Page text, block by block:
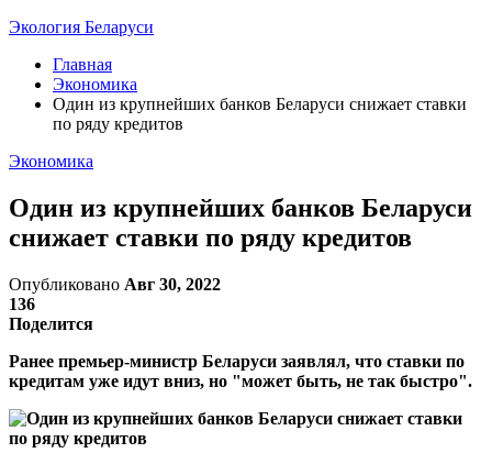
Экология Беларуси
Главная
Экономика
Один из крупнейших банков Беларуси снижает ставки
по ряду кредитов
Экономика
Один из крупнейших банков Беларуси
снижает ставки по ряду кредитов
Опубликовано Авг 30, 2022
136
Поделится
Ранее премьер-министр Беларуси заявлял, что ставки по
кредитам уже идут вниз, но "может быть, не так быстро".